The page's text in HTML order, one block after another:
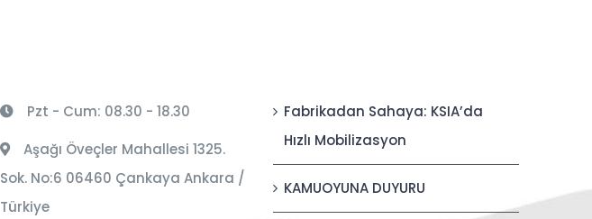
Pzt - Cum: 08.30 - 18.30
Aşağı Öveçler Mahallesi 1325.
Sok. No:6 06460 Çankaya Ankara /
Türkiye
Fabrikadan Sahaya: KSIA’da
Hızlı Mobilizasyon
KAMUOYUNA DUYURU